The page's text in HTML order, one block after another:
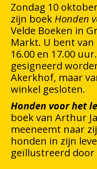
Zondag 10
zijn boek Honden
Velde Boeken in
Markt. U bent
16.00 en 17.00
gesigneerd
Akerkhof, maar
winkel gesloten.
Honden voor het
boek van Arthur
meeneemt naar
honden in zijn
geïllustreerd